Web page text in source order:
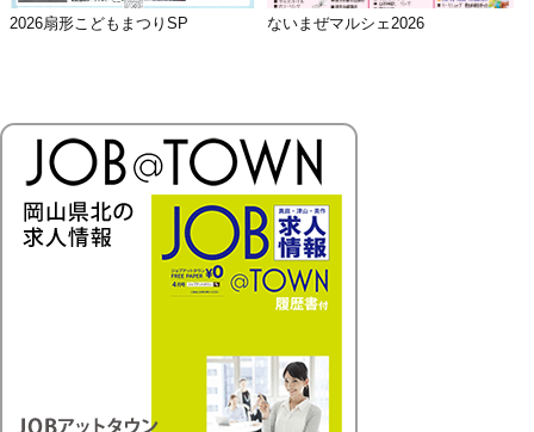
2026扇形こどもまつりSP ないまぜマルシェ2026